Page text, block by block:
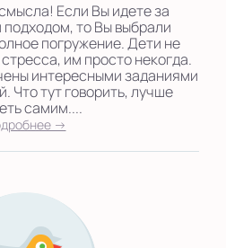
Если Вы идете за
то Вы выбрали
погружение. Дети не
им просто некогда.
интересными заданиями
Что тут говорить, лучше
самим....
→